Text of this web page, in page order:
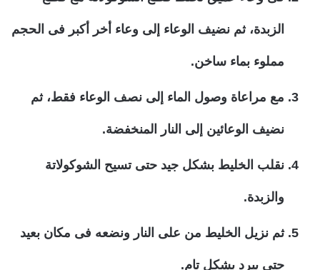
الزبدة، ثم نضيف الوعاء إلى وعاء أخر أكبر فى الحجم
مملوء بماء ساخن.
مع مراعاة وصول الماء إلى نصف الوعاء فقط، ثم
نضيف الوعائين إلى النار المنخفضة.
نقلب الخليط بشكل جيد حتى تسيح الشوكولاتة
والزبدة.
ثم نزيل الخليط من على النار ونضعه فى مكان بعيد
حتى يبرد بشكل تام.